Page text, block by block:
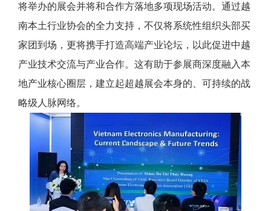
将举办的展会并将和合作方落地多项现场活动。通过越
南本土行业协会的全力支持，不仅将系统性组织头部买
家团到场，更将携手打造高端产业论坛，以此促进中越
产业技术交流与产业合作。这有助于参展商深度融入本
地产业核心圈层，建立起超越展会本身的、可持续的战
略级人脉网络。